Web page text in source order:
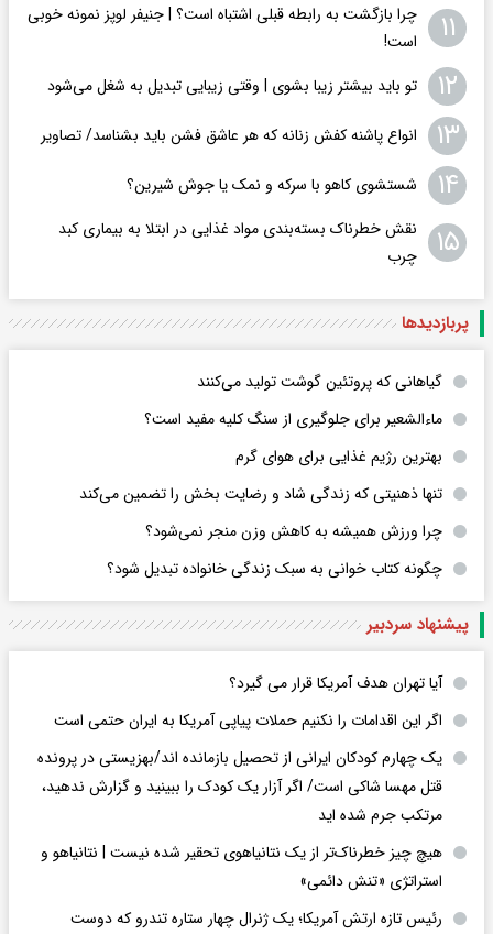
۱۱
چرا بازگشت به رابطه قبلی اشتباه است؟ | جنیفر لوپز نمونه خوبی
است!
۱۲ تو باید بیشتر زیبا بشوی | وقتی زیبایی تبدیل به شغل می‌شود
۱۳ انواع پاشنه کفش زنانه که هر عاشق فشن باید بشناسد/ تصاویر
۱۴ شستشوی کاهو با سرکه و نمک یا جوش شیرین؟
۱۵
نقش خطرناک بسته‌بندی مواد غذایی در ابتلا به بیماری کبد
چرب
پربازدید‌ها
گیاهانی که پروتئین گوشت تولید می‌کنند
ماءالشعیر برای جلوگیری از سنگ کلیه مفید است؟
بهترین رژیم غذایی برای هوای گرم
تنها ذهنیتی که زندگی شاد و رضایت بخش را تضمین می‌کند
چرا ورزش همیشه به کاهش وزن منجر نمی‌شود؟
چگونه کتاب خوانی به سبک زندگی خانواده تبدیل شود؟
پیشنهاد سردبیر
آیا تهران هدف آمریکا قرار می گیرد؟
اگر این اقدامات را نکنیم حملات پیاپی آمریکا به ایران حتمی است
یک چهارم کودکان ایرانی از تحصیل بازمانده اند/بهزیستی در پرونده
قتل مهسا شاکی است/ اگر آزار یک کودک را ببینید و گزارش ندهید،
مرتکب جرم شده اید
هیچ چیز خطرناک‌تر از یک نتانیاهوی تحقیر شده نیست | نتانیاهو و
استراتژی «تنش دائمی»
رئیس تازه ارتش آمریکا؛ یک ژنرال چهار ستاره تندرو که دوست